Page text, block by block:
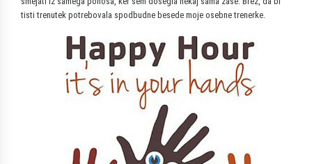
tisti trenutek potrebovala spodbudne besede moje osebne trenerke.